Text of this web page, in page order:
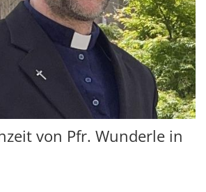
von Pfr. Wunderle in